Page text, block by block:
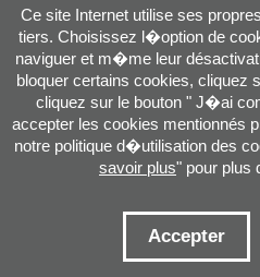
info@
Conditions d'Utilisation-Politique de
Ce site Internet utilise ses
tiers. Choisissez l�option de
naviguer et m�me leur
bloquer certains cookies, cliquez
cliquez sur le bouton " J�ai
accepter les cookies mentionnés
notre politique d�utilisation des
savoir plus" pour plus
Accepter